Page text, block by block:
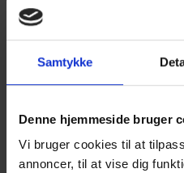
Samtykke
Denne hjemmeside bruger
Vi bruger cookies til at
annoncer, til at vise dig
De unge og
også temaet i anden
Together. Her mødtes
andre fra det lokale
med indlæg og
indlægsholdere var
kultursociolog Emilia